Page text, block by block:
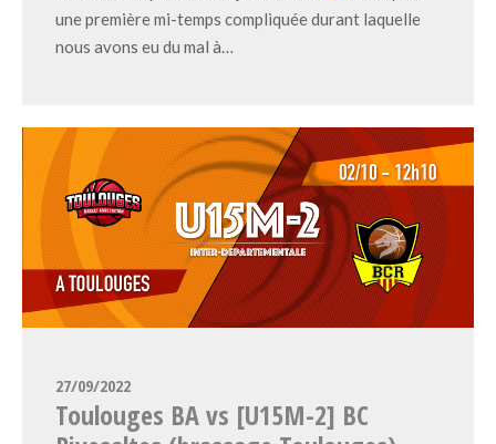
une première mi-temps compliquée durant laquelle
nous avons eu du mal à…
27/09/2022
Toulouges BA vs [U15M-2] BC